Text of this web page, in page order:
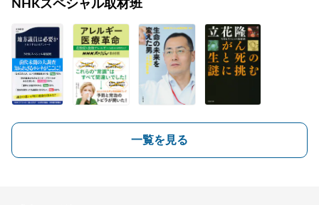
NHKスペシャル取材班
一覧を見る